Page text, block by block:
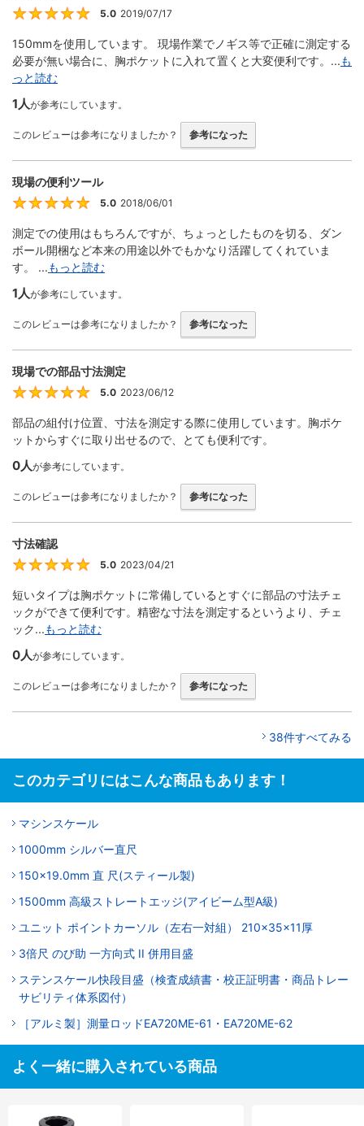
5.0 2019/07/17
150mmを使用しています。 現場作業でノギス等で正確に測定する
必要が無い場合に、胸ポケットに入れて置くと大変便利です。...も
っと読む
1人が参考にしています。
このレビューは参考になりましたか？ 参考になった
現場の便利ツール
5.0 2018/06/01
測定での使用はもちろんですが、ちょっとしたものを切る、ダン
ボール開梱など本来の用途以外でもかなり活躍してくれていま
す。 ...もっと読む
1人が参考にしています。
このレビューは参考になりましたか？ 参考になった
現場での部品寸法測定
5
5.0 2023/06/12
部品の組付け位置、寸法を測定する際に使用しています。胸ポケ
ットからすぐに取り出せるので、とても便利です。
0人が参考にしています。
このレビューは参考になりましたか？ 参考になった
寸法確認
5
5.0 2023/04/21
短いタイプは胸ポケットに常備しているとすぐに部品の寸法チェ
ックができて便利です。精密な寸法を測定するというより、チェ
ック...もっと読む
0人が参考にしています。
このレビューは参考になりましたか？ 参考になった
38件すべてみる
このカテゴリにはこんな商品もあります！
マシンスケール
1000mm シルバー直尺
150x19.0mm 直 尺(スティール製)
1500mm 高級ストレートエッジ(アイビーム型A級)
ユニット ポイントカーソル（左右一対組） 210×35×11厚
3倍尺 のび助 一方向式 II 併用目盛
ステンスケール快段目盛（検査成績書・校正証明書・商品トレー
サビリティ体系図付）
［アルミ製］測量ロッドEA720ME-61・EA720ME-62
よく一緒に購入されている商品